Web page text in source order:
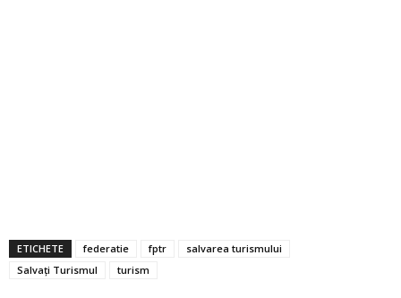
ETICHETE federatie fptr
salvarea turismului
Salvați Turismul
turism